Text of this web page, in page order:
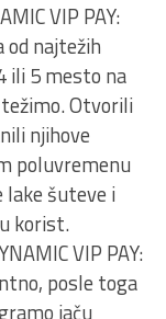
VIP PAY:
od najtežih
ili 5 mesto na
Otvorili
njihove
poluvremenu
lake šuteve i
korist.
VIP PAY:
posle toga
jaču